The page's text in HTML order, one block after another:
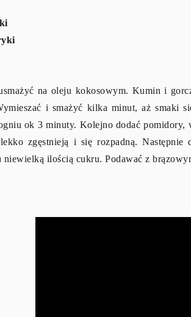
na oleju kokosowym. Kumin i
i smażyć kilka minut, aż smaki
ok 3 minuty. Kolejno dodać pomidory,
zgęstnieją i się rozpadną.
ilością cukru. Podawać z